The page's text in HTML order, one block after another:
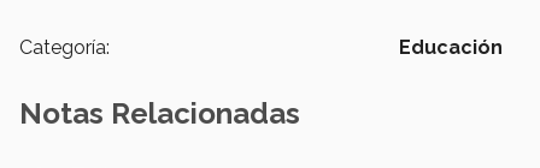
Categoría: Educación
Notas Relacionadas